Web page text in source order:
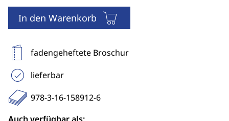
In den Warenkorb
fadengeheftete Broschur
lieferbar
978-3-16-158912-6